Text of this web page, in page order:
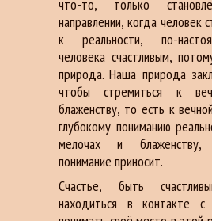
что-то, только
направлении, когда человек
к реальности, по-
человека счастливым,
природа. Наша природа
чтобы стремиться к
блаженству, то есть к
глубокому пониманию
мелочах и
понимание приносит.
Счастье, быть
находиться в контакте с